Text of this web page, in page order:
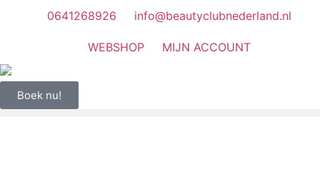
0641268926 info@beautyclubnederland.nl
WEBSHOP MIJN ACCOUNT
Boek nu!